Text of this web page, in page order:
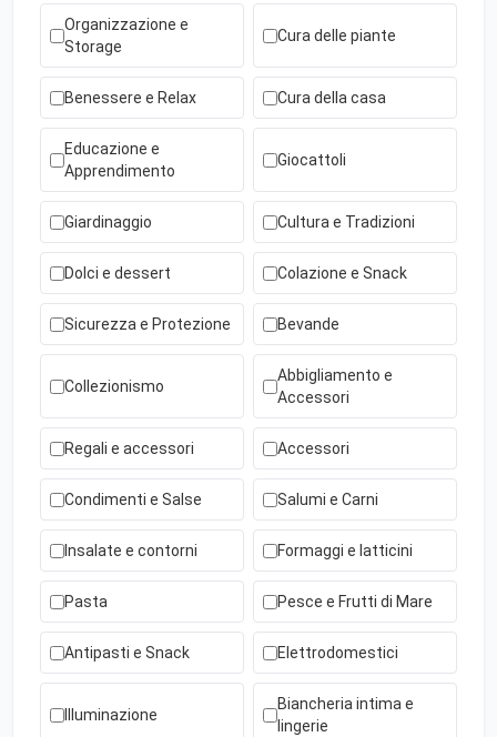
Organizzazione e
Storage
Cura delle piante
Benessere e Relax Cura della casa
Educazione e
Apprendimento
Giocattoli
Giardinaggio Cultura e Tradizioni
Dolci e dessert Colazione e Snack
Sicurezza e Protezione Bevande
Collezionismo
Abbigliamento e
Accessori
Regali e accessori Accessori
Condimenti e Salse Salumi e Carni
Insalate e contorni Formaggi e latticini
Pasta Pesce e Frutti di Mare
Antipasti e Snack Elettrodomestici
Illuminazione
Biancheria intima e
lingerie